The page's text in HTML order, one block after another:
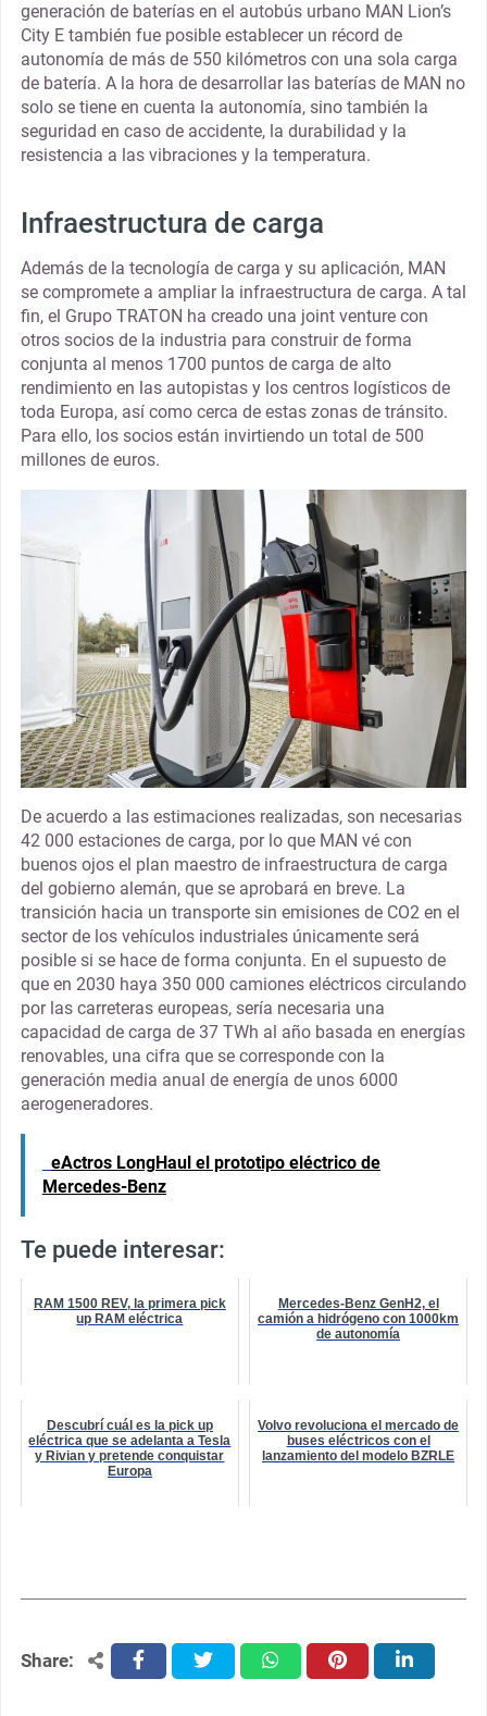
generación de baterías en el autobús urbano MAN Lion’s
City E también fue posible establecer un récord de
autonomía de más de 550 kilómetros con una sola carga
de batería. A la hora de desarrollar las baterías de MAN no
solo se tiene en cuenta la autonomía, sino también la
seguridad en caso de accidente, la durabilidad y la
resistencia a las vibraciones y la temperatura.
Infraestructura de carga
Además de la tecnología de carga y su aplicación, MAN
se compromete a ampliar la infraestructura de carga. A tal
fin, el Grupo TRATON ha creado una joint venture con
otros socios de la industria para construir de forma
conjunta al menos 1700 puntos de carga de alto
rendimiento en las autopistas y los centros logísticos de
toda Europa, así como cerca de estas zonas de tránsito.
Para ello, los socios están invirtiendo un total de 500
millones de euros.
De acuerdo a las estimaciones realizadas, son necesarias
42 000 estaciones de carga, por lo que MAN vé con
buenos ojos el plan maestro de infraestructura de carga
del gobierno alemán, que se aprobará en breve. La
transición hacia un transporte sin emisiones de CO2 en el
sector de los vehículos industriales únicamente será
posible si se hace de forma conjunta. En el supuesto de
que en 2030 haya 350 000 camiones eléctricos circulando
por las carreteras europeas, sería necesaria una
capacidad de carga de 37 TWh al año basada en energías
renovables, una cifra que se corresponde con la
generación media anual de energía de unos 6000
aerogeneradores.
eActros LongHaul el prototipo eléctrico de
Mercedes-Benz
Te puede interesar:
RAM 1500 REV, la primera pick
up RAM eléctrica
Mercedes-Benz GenH2, el
camión a hidrógeno con 1000km
de autonomía
Descubrí cuál es la pick up
eléctrica que se adelanta a Tesla
y Rivian y pretende conquistar
Europa
Volvo revoluciona el mercado de
buses eléctricos con el
lanzamiento del modelo BZRLE
Share: facebooktwitter whatsapppinterest linkedin